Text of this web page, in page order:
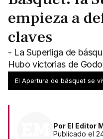
empieza a
claves
- La Superliga de
Hubo victorias de
y Municipalidad de Junín
El Apertura de básquet se
Por El Editor
Publicado el